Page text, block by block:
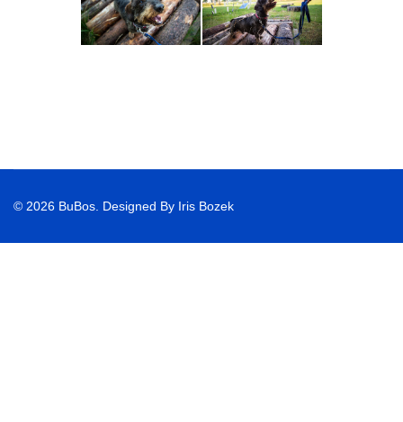
© 2026 BuBos. Designed By Iris Bozek